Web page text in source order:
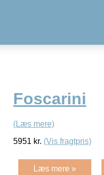
Foscarini
(Læs mere)
5951 kr. (Vis fragtpris)
Læs mere »